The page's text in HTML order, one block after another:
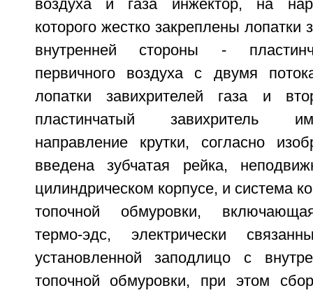
воздуха и газа инжектор, на
которого жестко закреплены лопатки
внутренней стороны -
первичного воздуха с двумя
лопатки завихрителей газа и
пластинчатый завихритель
направление крутки, согласно
введена зубчатая рейка,
цилиндрическом корпусе, и система
топочной обмуровки,
термо-эдс, электрически
установленной заподлицо с
топочной обмуровки, при этом